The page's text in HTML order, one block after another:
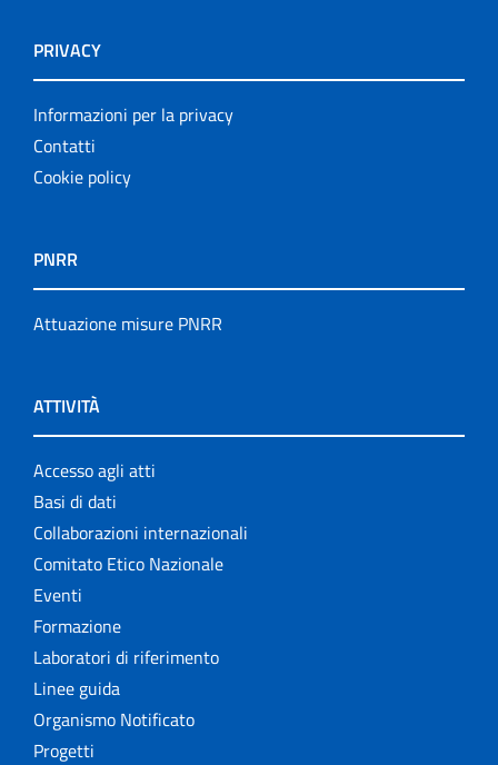
PRIVACY
Informazioni per la privacy
Contatti
Cookie policy
PNRR
Attuazione misure PNRR
ATTIVITÀ
Accesso agli atti
Basi di dati
Collaborazioni internazionali
Comitato Etico Nazionale
Eventi
Formazione
Laboratori di riferimento
Linee guida
Organismo Notificato
Progetti